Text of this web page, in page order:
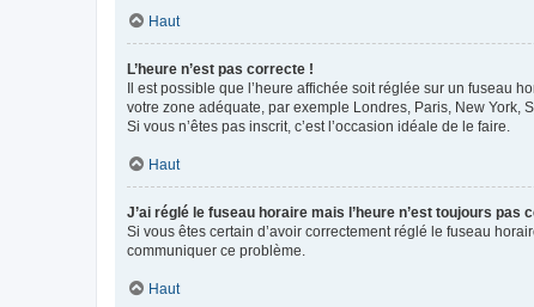
Haut
L’heure n’est pas correcte !
Il est possible que l’heure affichée soit réglée sur un fuseau
votre zone adéquate, par exemple Londres, Paris, New York,
Si vous n’êtes pas inscrit, c’est l’occasion idéale de le faire.
Haut
J’ai réglé le fuseau horaire mais l’heure n’est toujours pas
Si vous êtes certain d’avoir correctement réglé le fuseau
communiquer ce problème.
Haut